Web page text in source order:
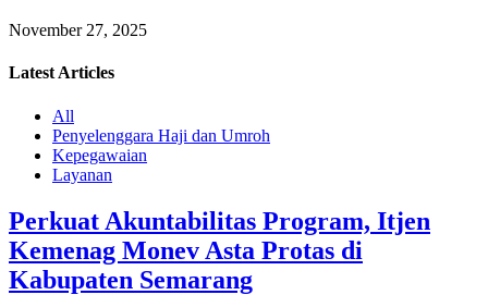
November 27, 2025
Latest Articles
All
Penyelenggara Haji dan Umroh
Kepegawaian
Layanan
Perkuat Akuntabilitas Program, Itjen
Kemenag Monev Asta Protas di
Kabupaten Semarang